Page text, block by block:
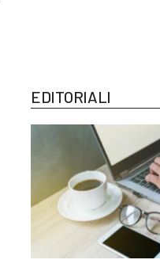
EDITORIALI